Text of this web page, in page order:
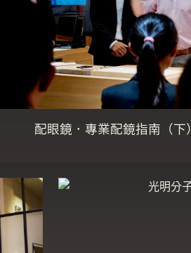
配眼鏡．專業配鏡指南（下）